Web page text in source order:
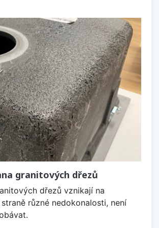
granitových dřezů
dřezů vznikají na
různé nedokonalosti, není